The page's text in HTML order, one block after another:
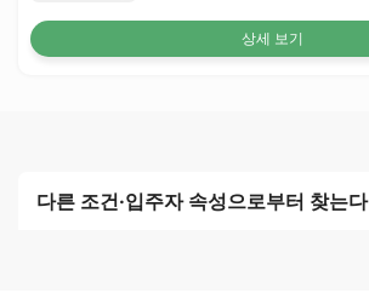
상세 보기
다른 조건·입주자 속성으로부터 찾는다